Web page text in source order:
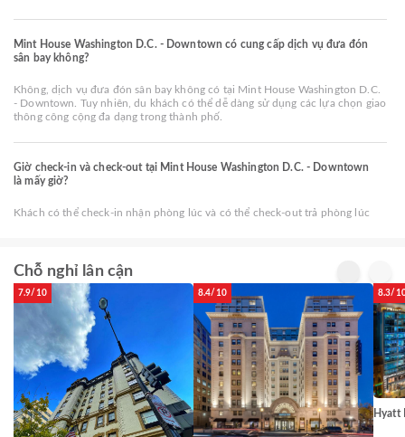
Mint House Washington D.C. - Downtown có cung cấp dịch vụ đưa đón
sân bay không?
Không, dịch vụ đưa đón sân bay không có tại Mint House Washington D.C.
- Downtown. Tuy nhiên, du khách có thể dễ dàng sử dụng các lựa chọn giao
thông công cộng đa dạng trong thành phố.
Giờ check-in và check-out tại Mint House Washington D.C. - Downtown
là mấy giờ?
Khách có thể check-in nhận phòng lúc và có thể check-out trả phòng lúc
Chỗ nghỉ lân cận
7.9/10 8.4/10 8.3/
Hyatt